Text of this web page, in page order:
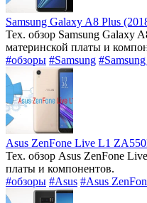
Samsung Galaxy A8 Plus
Тех. обзор Samsung Galaxy
материнской платы и
#обзоры #Samsung
Asus ZenFone Live L1
Тех. обзор Asus ZenFone
платы и компонентов.
#обзоры #Asus #Asus